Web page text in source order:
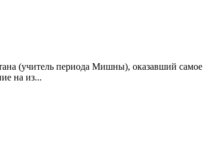
(учитель периода Мишны), оказавший самое
на из...